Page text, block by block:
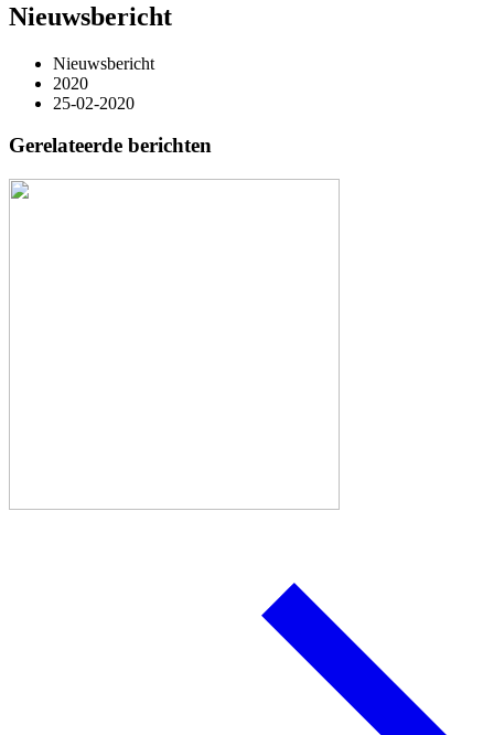
Nieuwsbericht
Nieuwsbericht
2020
25-02-2020
Gerelateerde berichten